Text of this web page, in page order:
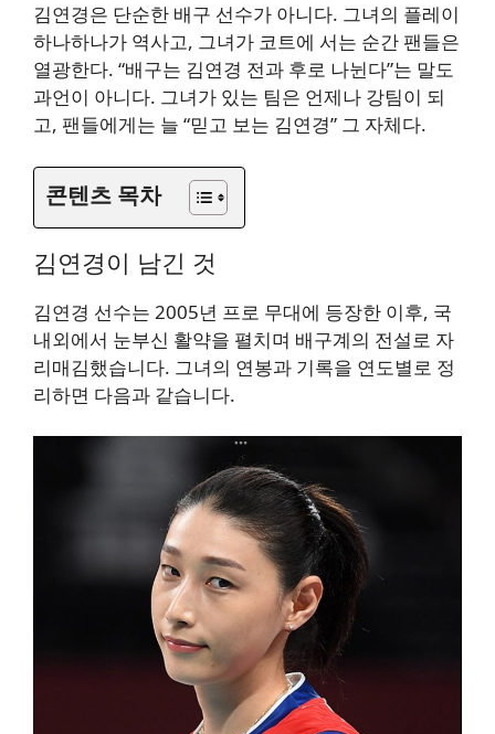
김연경은 단순한 배구 선수가 아니다. 그녀의 플레이
하나하나가 역사고, 그녀가 코트에 서는 순간 팬들은
열광한다. “배구는 김연경 전과 후로 나뉜다”는 말도
과언이 아니다. 그녀가 있는 팀은 언제나 강팀이 되
고, 팬들에게는 늘 “믿고 보는 김연경” 그 자체다.
콘텐츠 목차
김연경이 남긴 것
김연경 선수는 2005년 프로 무대에 등장한 이후, 국
내외에서 눈부신 활약을 펼치며 배구계의 전설로 자
리매김했습니다. 그녀의 연봉과 기록을 연도별로 정
리하면 다음과 같습니다.